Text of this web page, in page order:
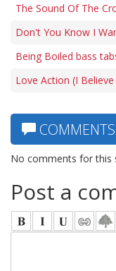
The Sound Of The
Don't You Know I
Being Boiled bass
Love Action (I
COMMENTS
No comments for this
Post a